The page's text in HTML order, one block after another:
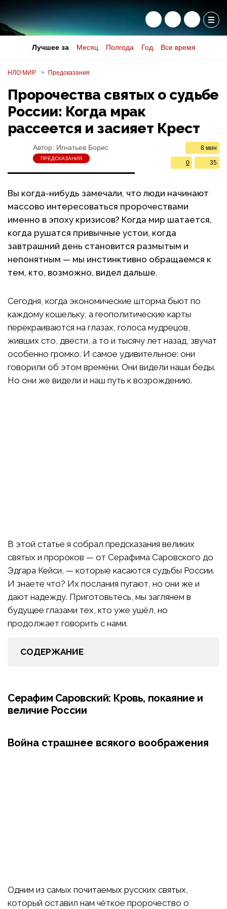
Лучшее за Месяц Полгода Год Все время
НЛО МИР Предсказания
Пророчества святых о судьбе
России: Когда мрак
рассеется и засияет Крест
Автор: Игнатьев Борис
ПРЕДСКАЗАНИЯ
8 мин
35
0
Вы когда-нибудь замечали, что люди начинают
массово интересоваться пророчествами
именно в эпоху кризисов? Когда мир шатается,
когда рушатся привычные устои, когда
завтрашний день становится размытым и
непонятным — мы инстинктивно обращаемся к
тем, кто, возможно, видел дальше.
Сегодня, когда экономические шторма бьют по
каждому кошельку, а геополитические карты
перекраиваются на глазах, голоса мудрецов,
живших сто, двести, а то и тысячу лет назад, звучат
особенно громко. И самое удивительное: они
говорили об этом времени. Они видели наши беды.
Но они же видели и наш путь к возрождению.
В этой статье я собрал предсказания великих
святых и пророков — от Серафима Саровского до
Эдгара Кейси, — которые касаются судьбы России.
И знаете что? Их послания пугают, но они же и
дают надежду. Приготовьтесь, мы заглянем в
будущее глазами тех, кто уже ушёл, но
продолжает говорить с нами.
СОДЕРЖАНИЕ
Серафим Саровский: Кровь, покаяние и
величие России
Война страшнее всякого воображения
Одним из самых почитаемых русских святых,
который оставил нам чёткое пророчество о